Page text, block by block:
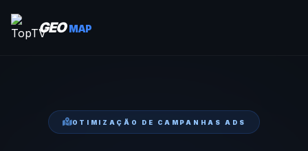
GEO MAP
OTIMIZAÇÃO DE CAMPANHAS ADS